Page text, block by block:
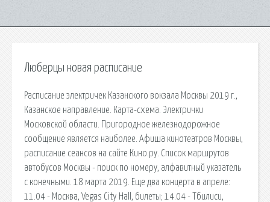
Люберцы новая расписание
Расписание электричек Казанского вокзала Москвы 2019 г.,
Казанское направление. Карта-схема. Электрички
Московской области. Пригородное железнодорожное
сообщение является наиболее. Афиша кинотеатров Москвы,
расписание сеансов на сайте Кино.ру. Список маршрутов
автобусов Москвы - поиск по номеру, алфавитный указатель
с конечными. 18 марта 2019. Еще два концерта в апреле:
11.04 - Москва, Vegas City Hall, билеты; 14.04 - Тбилиси,